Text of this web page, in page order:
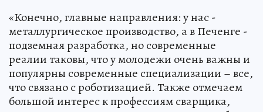
«Конечно, главные направления: у нас -
металлургическое производство, а в Печенге -
подземная разработка, но современные
реалии таковы, что у молодежи очень важны и
популярны современные специализации – все,
что связано с роботизацией. Также отмечаем
большой интерес к профессиям сварщика,